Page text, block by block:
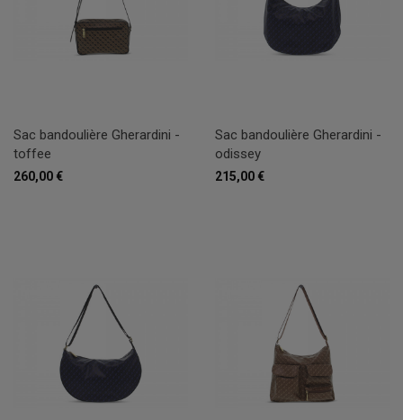
Sac bandoulière Gherardini -
toffee
260,00 €
Sac bandoulière Gherardini -
odissey
215,00 €